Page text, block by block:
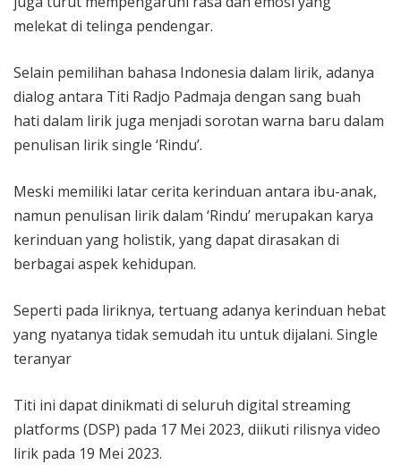
melekat di telinga pendengar.
Selain pemilihan bahasa Indonesia dalam lirik, adanya
dialog antara Titi Radjo Padmaja dengan sang buah
hati dalam lirik juga menjadi sorotan warna baru dalam
penulisan lirik single ‘Rindu’.
Meski memiliki latar cerita kerinduan antara ibu-anak,
namun penulisan lirik dalam ‘Rindu’ merupakan karya
kerinduan yang holistik, yang dapat dirasakan di
berbagai aspek kehidupan.
Seperti pada liriknya, tertuang adanya kerinduan hebat
yang nyatanya tidak semudah itu untuk dijalani. Single
teranyar
Titi ini dapat dinikmati di seluruh digital streaming
platforms (DSP) pada 17 Mei 2023, diikuti rilisnya video
lirik pada 19 Mei 2023.